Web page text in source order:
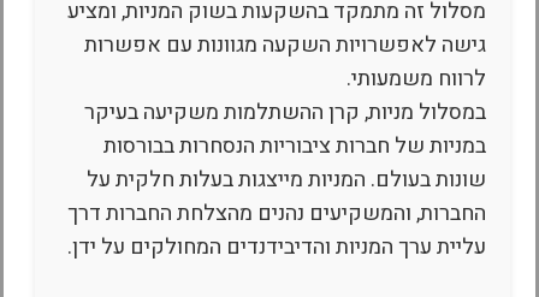
מסלול זה מתמקד בהשקעות בשוק המניות, ומציע
גישה לאפשרויות השקעה מגוונות עם אפשרות
לרווח משמעותי.
במסלול מניות, קרן ההשתלמות משקיעה בעיקר
במניות של חברות ציבוריות הנסחרות בבורסות
שונות בעולם. המניות מייצגות בעלות חלקית על
החברות, והמשקיעים נהנים מהצלחת החברות דרך
עליית ערך המניות והדיבידנדים המחולקים על ידן.